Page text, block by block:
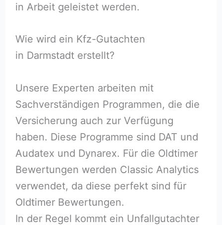
in Arbeit geleistet werden.
Wie wird ein Kfz-Gutachten
in Darmstadt erstellt?
Unsere Experten arbeiten mit
Sachverständigen Programmen, die die
Versicherung auch zur Verfügung
haben. Diese Programme sind DAT und
Audatex und Dynarex. Für die Oldtimer
Bewertungen werden Classic Analytics
verwendet, da diese perfekt sind für
Oldtimer Bewertungen.
In der Regel kommt ein Unfallgutachter